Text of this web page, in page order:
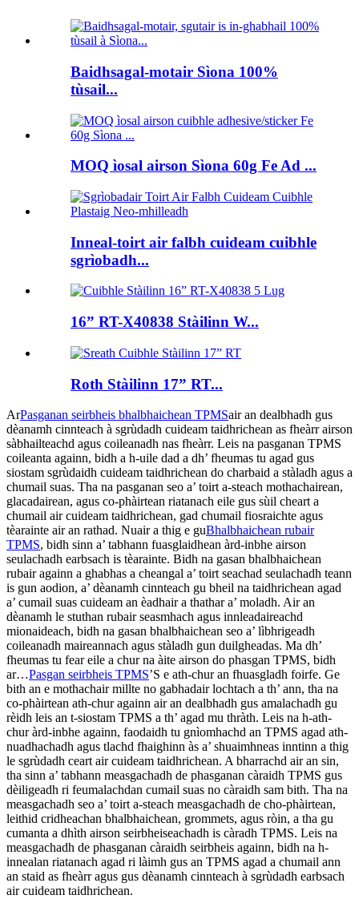
Baidhsagal-motair Sìona 100%
tùsail...
MOQ ìosal airson Sìona 60g Fe Ad ...
Inneal-toirt air falbh cuideam cuibhle
sgrìobadh...
16” RT-X40838 Stàilinn W...
Roth Stàilinn 17” RT...
ArPasganan seirbheis bhalbhaichean TPMSair an dealbhadh gus
dèanamh cinnteach à sgrùdadh cuideam taidhrichean as fheàrr airson
sàbhailteachd agus coileanadh nas fheàrr. Leis na pasganan TPMS
coileanta againn, bidh a h-uile dad a dh’ fheumas tu agad gus
siostam sgrùdaidh cuideam taidhrichean do charbaid a stàladh agus a
chumail suas. Tha na pasganan seo a’ toirt a-steach mothachairean,
glacadairean, agus co-phàirtean riatanach eile gus sùil cheart a
chumail air cuideam taidhrichean, gad chumail fiosraichte agus
tèarainte air an rathad. Nuair a thig e guBhalbhaichean rubair
TPMS, bidh sinn a’ tabhann fuasglaidhean àrd-inbhe airson
seulachadh earbsach is tèarainte. Bidh na gasan bhalbhaichean
rubair againn a ghabhas a cheangal a’ toirt seachad seulachadh teann
is gun aodion, a’ dèanamh cinnteach gu bheil na taidhrichean agad
a’ cumail suas cuideam an èadhair a thathar a’ moladh. Air an
dèanamh le stuthan rubair seasmhach agus innleadaireachd
mionaideach, bidh na gasan bhalbhaichean seo a’ lìbhrigeadh
coileanadh maireannach agus stàladh gun duilgheadas. Ma dh’
fheumas tu fear eile a chur na àite airson do phasgan TPMS, bidh
ar…Pasgan seirbheis TPMS’S e ath-chur an fhuasgladh foirfe. Ge
bith an e mothachair millte no gabhadair lochtach a th’ ann, tha na
co-phàirtean ath-chur againn air an dealbhadh gus amalachadh gu
rèidh leis an t-siostam TPMS a th’ agad mu thràth. Leis na h-ath-
chur àrd-inbhe againn, faodaidh tu gnìomhachd an TPMS agad ath-
nuadhachadh agus tlachd fhaighinn às a’ shuaimhneas inntinn a thig
le sgrùdadh ceart air cuideam taidhrichean. A bharrachd air an sin,
tha sinn a’ tabhann measgachadh de phasganan càraidh TPMS gus
dèiligeadh ri feumalachdan cumail suas no càraidh sam bith. Tha na
measgachadh seo a’ toirt a-steach measgachadh de cho-phàirtean,
leithid cridheachan bhalbhaichean, grommets, agus ròin, a tha gu
cumanta a dhìth airson seirbheiseachadh is càradh TPMS. Leis na
measgachadh de phasganan càraidh seirbheis againn, bidh na h-
innealan riatanach agad ri làimh gus an TPMS agad a chumail ann
an staid as fheàrr agus gus dèanamh cinnteach à sgrùdadh earbsach
air cuideam taidhrichean.